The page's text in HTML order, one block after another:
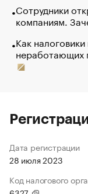
Сотрудники
компаниям.
Как
неработающих
Дата регистрации
28 июля 2023
Код налогового